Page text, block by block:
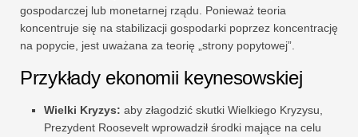
gospodarczej lub monetarnej rządu. Ponieważ teoria
koncentruje się na stabilizacji gospodarki poprzez koncentrację
na popycie, jest uważana za teorię „strony popytowej”.
Przykłady ekonomii keynesowskiej
Wielki Kryzys: aby złagodzić skutki Wielkiego Kryzysu,
Prezydent Roosevelt wprowadził środki mające na celu